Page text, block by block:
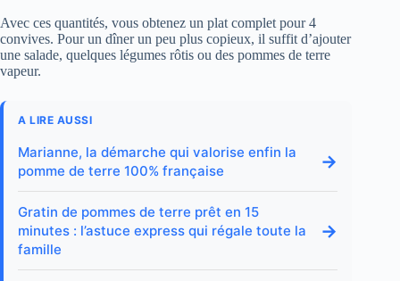
Avec ces quantités, vous obtenez un plat complet pour 4
convives. Pour un dîner un peu plus copieux, il suffit d’ajouter
une salade, quelques légumes rôtis ou des pommes de terre
vapeur.
A LIRE AUSSI
Marianne, la démarche qui valorise enfin la
pomme de terre 100% française
→
Gratin de pommes de terre prêt en 15
minutes : l’astuce express qui régale toute la
famille
→